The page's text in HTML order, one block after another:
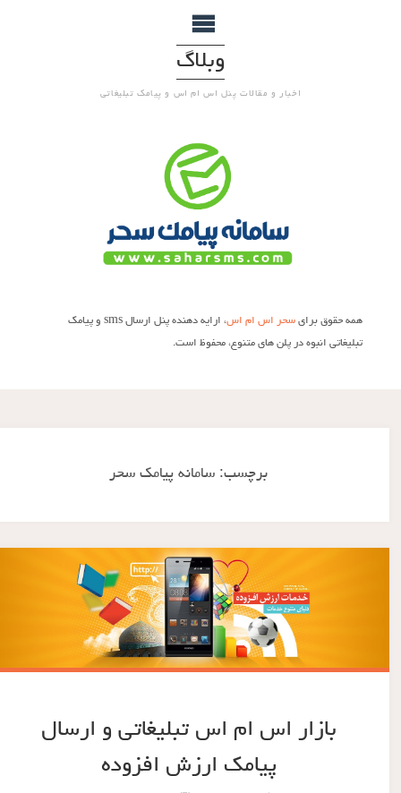
وبلاگ
اخبار و مقالات پنل اس ام اس و پیامک تبلیغاتی
همه حقوق برایسحر اس ام اس
، ارایه دهنده پنل ارسال sms و پیامک
تبلیغاتی انبوه در پلن های متنوع، محفوظ است.
برچسب:سامانه پیامک سحر
بازار اس ام اس تبلیغاتی و ارسال
پیامک ارزش افزوده